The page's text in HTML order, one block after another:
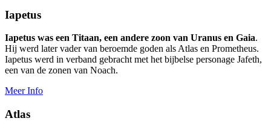
Iapetus
Iapetus was een Titaan, een andere zoon van Uranus en Gaia.
Hij werd later vader van beroemde goden als Atlas en Prometheus.
Iapetus werd in verband gebracht met het bijbelse personage Jafeth,
een van de zonen van Noach.
Meer Info
Atlas